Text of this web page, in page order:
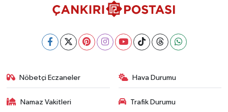
Nöbetçi Eczaneler Hava Durumu
Namaz Vakitleri Trafik Durumu